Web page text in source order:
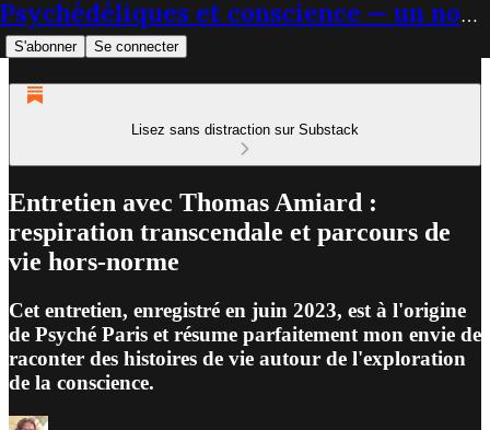
Psychédéliques et conscience — un nouveau paradigme du soin
S'abonner Se connecter
Lisez sans distraction sur Substack
Entretien avec Thomas Amiard :
respiration transcendale et parcours de
vie hors-norme
Cet entretien, enregistré en juin 2023, est à l'origine
de Psyché Paris et résume parfaitement mon envie de
raconter des histoires de vie autour de l'exploration
de la conscience.